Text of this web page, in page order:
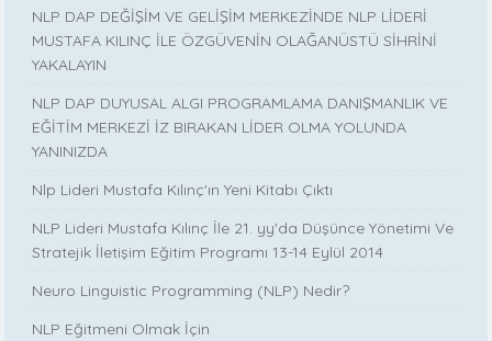
NLP DAP DEĞİŞİM VE GELİŞİM MERKEZİNDE NLP LİDERİ
MUSTAFA KILINÇ İLE ÖZGÜVENİN OLAĞANÜSTÜ SİHRİNİ
YAKALAYIN
NLP DAP DUYUSAL ALGI PROGRAMLAMA DANIŞMANLIK VE
EĞİTİM MERKEZİ İZ BIRAKAN LİDER OLMA YOLUNDA
YANINIZDA
Nlp Lideri Mustafa Kılınç'ın Yeni Kitabı Çıktı
NLP Lideri Mustafa Kılınç İle 21. yy'da Düşünce Yönetimi Ve
Stratejik İletişim Eğitim Programı 13-14 Eylül 2014
Neuro Linguistic Programming (NLP) Nedir?
NLP Eğitmeni Olmak İçin